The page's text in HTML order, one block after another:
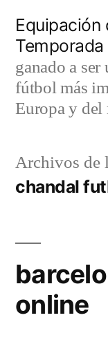
contenido
Equipación
Temporada
ganado a
fútbol más
Europa y del
Archivos de
chandal
online